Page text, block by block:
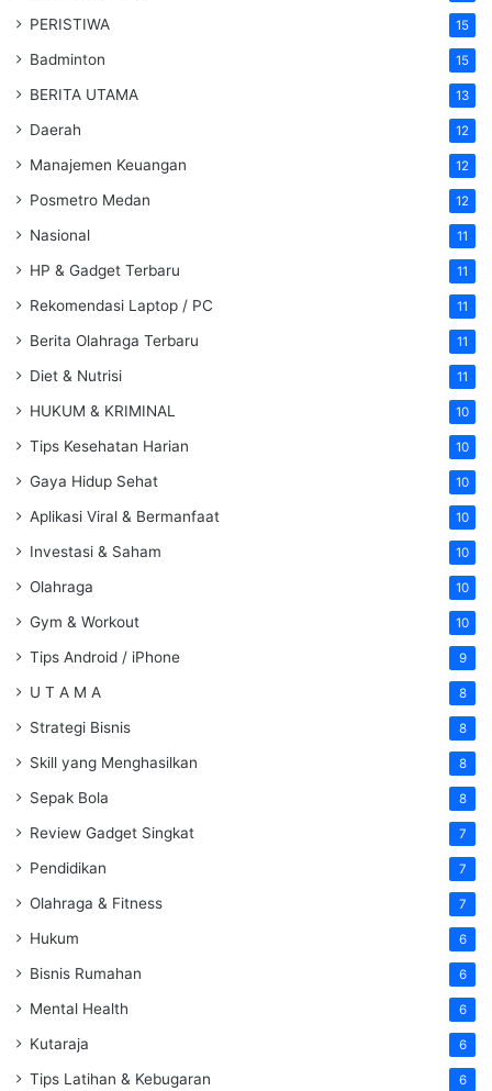
PERISTIWA 15
Badminton 15
BERITA UTAMA 13
Daerah 12
Manajemen Keuangan 12
Posmetro Medan 12
Nasional 11
HP & Gadget Terbaru 11
Rekomendasi Laptop / PC 11
Berita Olahraga Terbaru 11
Diet & Nutrisi 11
HUKUM & KRIMINAL 10
Tips Kesehatan Harian 10
Gaya Hidup Sehat 10
Aplikasi Viral & Bermanfaat 10
Investasi & Saham 10
Olahraga 10
Gym & Workout 10
Tips Android / iPhone 9
U T A M A 8
Strategi Bisnis 8
Skill yang Menghasilkan 8
Sepak Bola 8
Review Gadget Singkat 7
Pendidikan 7
Olahraga & Fitness 7
Hukum 6
Bisnis Rumahan 6
Mental Health 6
Kutaraja 6
Tips Latihan & Kebugaran 6